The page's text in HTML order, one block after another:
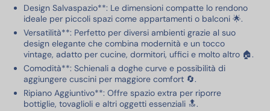
Design Salvaspazio**: Le dimensioni compatte lo rendono
ideale per piccoli spazi come appartamenti o balconi 🌟.
Versatilità**: Perfetto per diversi ambienti grazie al suo
design elegante che combina modernità e un tocco
vintage, adatto per cucine, dormitori, uffici e molto altro 🏠.
Comodità**: Schienali a doghe curve e possibilità di
aggiungere cuscini per maggiore comfort 🔄.
Ripiano Aggiuntivo**: Offre spazio extra per riporre
bottiglie, tovaglioli e altri oggetti essenziali 🔝.